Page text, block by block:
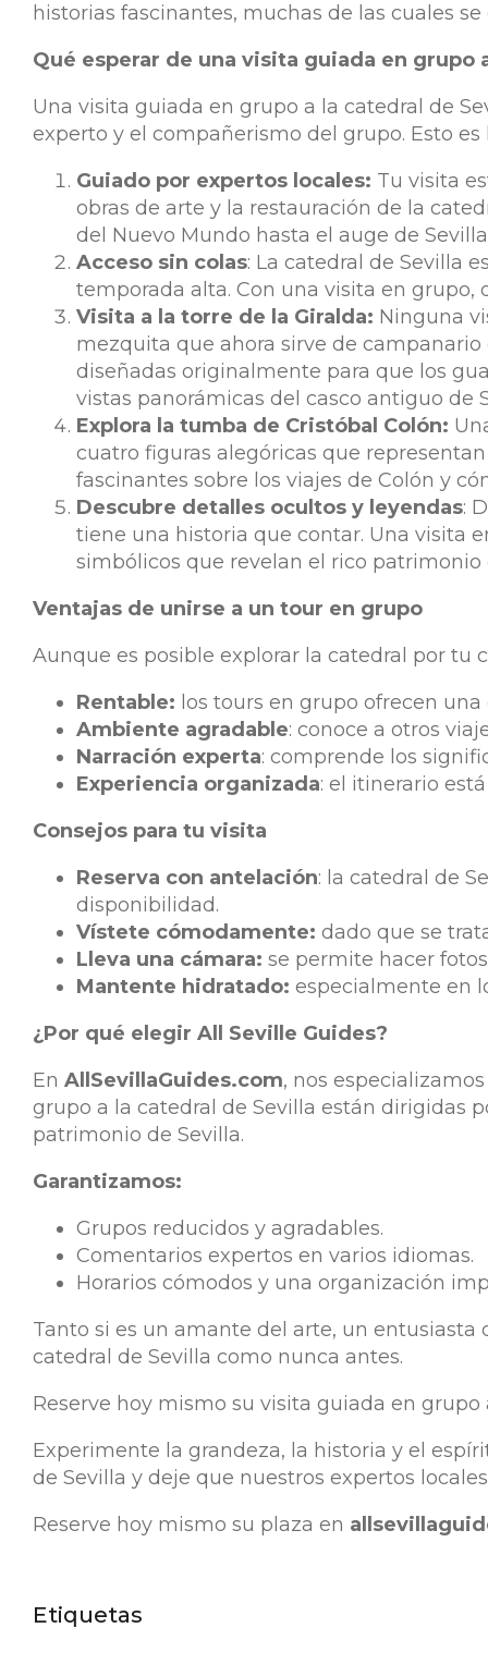
historias fascinantes, muchas de las cuales
Qué esperar de una visita guiada en grupo
Una visita guiada en grupo a la catedral de
experto y el compañerismo del grupo. Esto es
Guiado por expertos locales: Tu visita
obras de arte y la restauración de la
del Nuevo Mundo hasta el auge de
Acceso sin colas: La catedral de Sevilla
temporada alta. Con una visita en grupo,
Visita a la torre de la Giralda: Ninguna
mezquita que ahora sirve de
diseñadas originalmente para que los
vistas panorámicas del casco antiguo de
Explora la tumba de Cristóbal Colón:
cuatro figuras alegóricas que
fascinantes sobre los viajes de Colón y
Descubre detalles ocultos y leyendas:
tiene una historia que contar. Una visita
simbólicos que revelan el rico
Ventajas de unirse a un tour en grupo
Aunque es posible explorar la catedral por tu
Rentable: los tours en grupo ofrecen
Ambiente agradable: conoce a otros
Narración experta: comprende los
Experiencia organizada: el itinerario
Consejos para tu visita
Reserva con antelación: la catedral de
disponibilidad.
Vístete cómodamente: dado que se
Lleva una cámara: se permite hacer
Mantente hidratado: especialmente en
¿Por qué elegir All Seville Guides?
En AllSevillaGuides.com, nos
grupo a la catedral de Sevilla están dirigidas
patrimonio de Sevilla.
Garantizamos:
Grupos reducidos y agradables.
Comentarios expertos en varios idiomas.
Horarios cómodos y una organización
Tanto si es un amante del arte, un
catedral de Sevilla como nunca antes.
Reserve hoy mismo su visita guiada en grupo
Experimente la grandeza, la historia y el
de Sevilla y deje que nuestros expertos
Reserve hoy mismo su plaza en
Etiquetas